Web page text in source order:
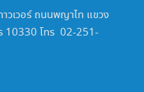
วเวอร์ ถนนพญาไท แขวง
10330 โทร 02-251-